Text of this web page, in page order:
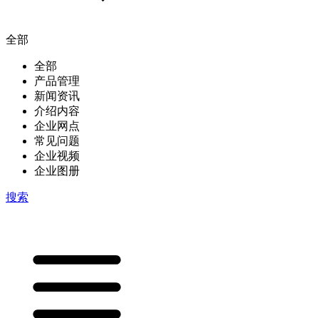
全部
全部
产品管理
新闻资讯
介绍内容
企业网点
常见问题
企业视频
企业图册
搜索